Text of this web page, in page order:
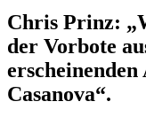
Chris Prinz:
der Vorbote
Casanova“.